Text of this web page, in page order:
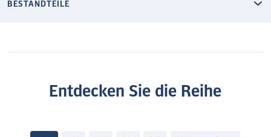
BESTANDTEILE
Entdecken Sie die Reihe